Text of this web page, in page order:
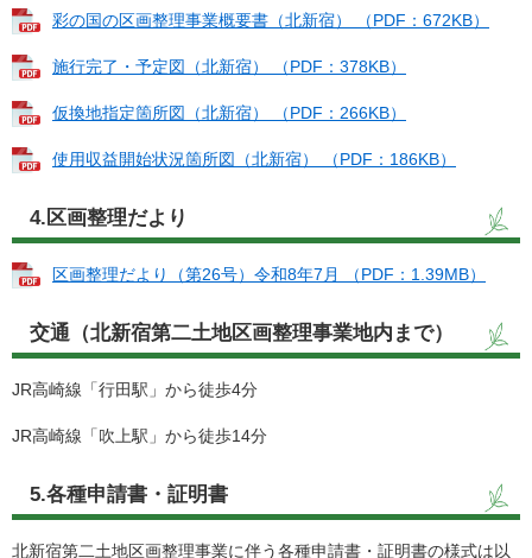
彩の国の区画整理事業概要書（北新宿） （PDF：672KB）
施行完了・予定図（北新宿） （PDF：378KB）
仮換地指定箇所図（北新宿） （PDF：266KB）
使用収益開始状況箇所図（北新宿） （PDF：186KB）
4.区画整理だより
区画整理だより（第26号）令和8年7月 （PDF：1.39MB）
交通（北新宿第二土地区画整理事業地内まで）
JR高崎線「行田駅」から徒歩4分
JR高崎線「吹上駅」から徒歩14分
5.各種申請書・証明書
北新宿第二土地区画整理事業に伴う各種申請書・証明書の様式は以